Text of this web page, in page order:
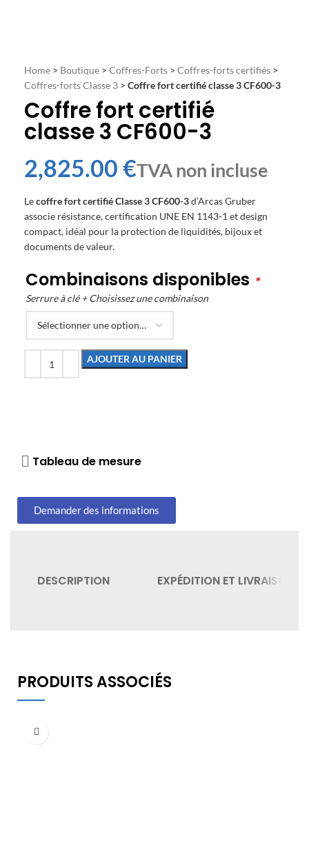
Home > Boutique > Coffres-Forts > Coffres-forts certifiés >
Coffres-forts Classe 3 > Coffre fort certifié classe 3 CF600-3
Coffre fort certifié
classe 3 CF600-3
€
Lecoffre fort certifié Classe 3 CF600-3d’Arcas Gruber
associe résistance, certification UNE EN 1143-1 et design
compact, idéal pour la protection de liquidités, bijoux et
documents de valeur.
Combinaisons disponibles *
Serrure à clé + Choisissez une combinaison
AJOUTER AU PANIER
Tableau de mesure
Demander des informations
DESCRIPTION EXPÉDITION ET LIVRAISON
PRODUITS ASSOCIÉS